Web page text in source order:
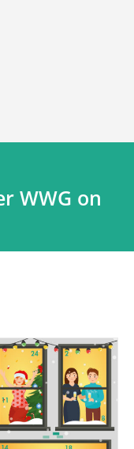
WWG on